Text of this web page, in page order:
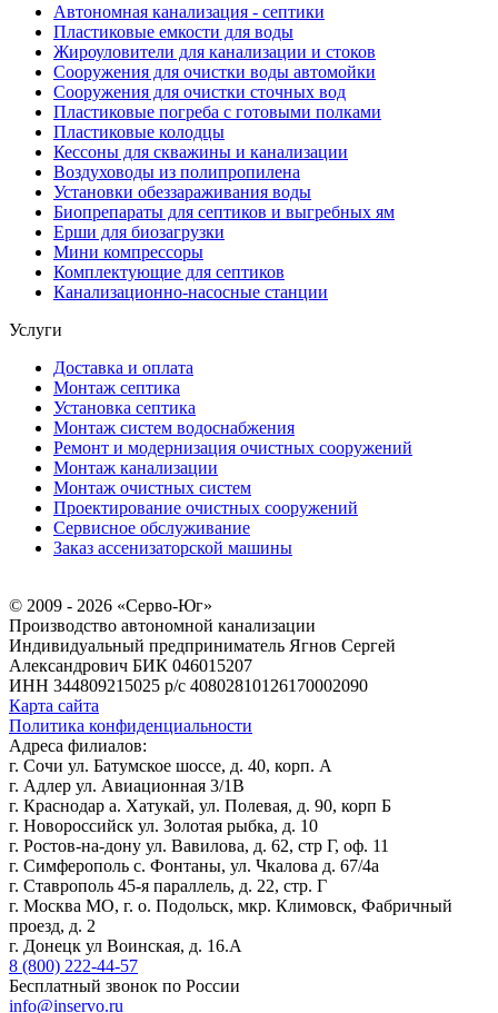
Автономная канализация - септики
Пластиковые емкости для воды
Жироуловители для канализации и стоков
Сооружения для очистки воды автомойки
Сооружения для очистки сточных вод
Пластиковые погреба с готовыми полками
Пластиковые колодцы
Кессоны для скважины и канализации
Воздуховоды из полипропилена
Установки обеззараживания воды
Биопрепараты для септиков и выгребных ям
Ерши для биозагрузки
Мини компрессоры
Комплектующие для септиков
Канализационно-насосные станции
Услуги
Доставка и оплата
Монтаж септика
Установка септика
Монтаж систем водоснабжения
Ремонт и модернизация очистных сооружений
Монтаж канализации
Монтаж очистных систем
Проектирование очистных сооружений
Сервисное обслуживание
Заказ ассенизаторской машины
© 2009 - 2026 «Серво-Юг»
Производство автономной канализации
Индивидуальный предприниматель Ягнов Сергей
Александрович БИК 046015207
ИНН 344809215025 р/с 40802810126170002090
Карта сайта
Политика конфиденциальности
Адреса филиалов:
г. Сочи ул. Батумское шоссе, д. 40, корп. А
г. Адлер ул. Авиационная 3/1В
г. Краснодар а. Хатукай, ул. Полевая, д. 90, корп Б
г. Новороссийск ул. Золотая рыбка, д. 10
г. Ростов-на-дону ул. Вавилова, д. 62, стр Г, оф. 11
г. Симферополь с. Фонтаны, ул. Чкалова д. 67/4а
г. Ставрополь 45-я параллель, д. 22, стр. Г
г. Москва МО, г. о. Подольск, мкр. Климовск, Фабричный
проезд, д. 2
г. Донецк ул Воинская, д. 16.А
8 (800) 222-44-57
Бесплатный звонок по России
info@inservo.ru